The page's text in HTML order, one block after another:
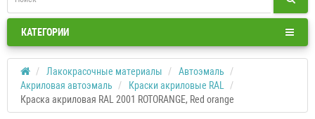
КАТЕГОРИИ
Лакокрасочные материалы
Автоэмаль
Акриловая автоэмаль
Краски акриловые RAL
Краска акриловая RAL 2001 ROTORANGE, Red orange